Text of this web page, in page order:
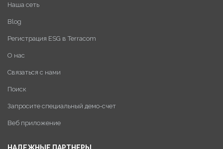
Наша сеть
Blog
Регистрация ESG в Terracom
О нас
Связаться с нами
Поиск
Запросите специальный демо-счет
Веб приложение